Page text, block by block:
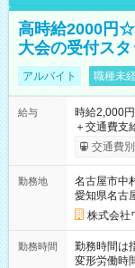
高時給2000円
大会の受付ス
アルバイト 職種未
給与
時給2,000
＋交通費支給 ★交通費一部支給！ ┗1日500円を超えた分
支給！ ※往
OK！（規
期間なし
交通費
勤務地
名古屋市中
愛知県名古
株式会社
勤務時間
勤務時間は
変形労働時間制